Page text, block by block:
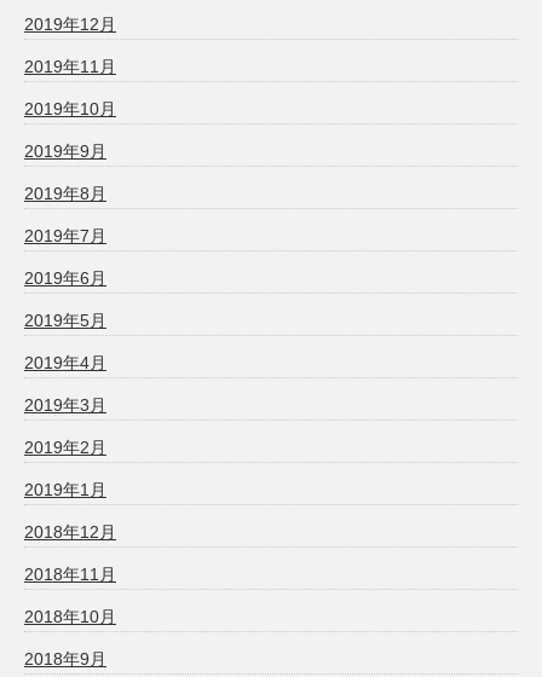
2019年12月
2019年11月
2019年10月
2019年9月
2019年8月
2019年7月
2019年6月
2019年5月
2019年4月
2019年3月
2019年2月
2019年1月
2018年12月
2018年11月
2018年10月
2018年9月